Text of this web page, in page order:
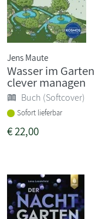
Jens Maute
Wasser im Garten
clever managen
Buch (Softcover)
Sofort lieferbar
€22,00